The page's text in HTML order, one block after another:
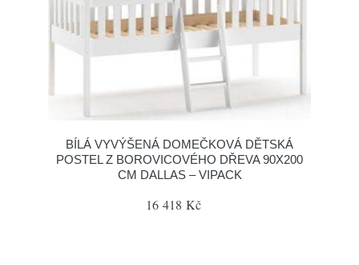
BÍLÁ VYVÝŠENÁ DOMEČKOVÁ DĚTSKÁ
POSTEL Z BOROVICOVÉHO DŘEVA 90X200
CM DALLAS – VIPACK
16 418 Kč